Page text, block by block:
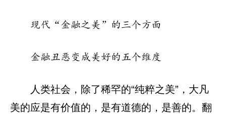
现代“金融之美”的三个方面
金融丑恶变成美好的五个维度
人类社会，除了稀罕的“纯粹之美”，大凡
美的应是有价值的，是有道德的，是善的。翻